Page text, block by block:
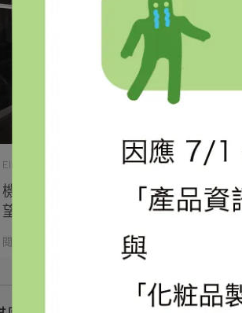
Elna | 2021-11-08
機器手臂幫你充填髮妝品！歐萊德葛
望平力推⋯
閱讀更多 ->